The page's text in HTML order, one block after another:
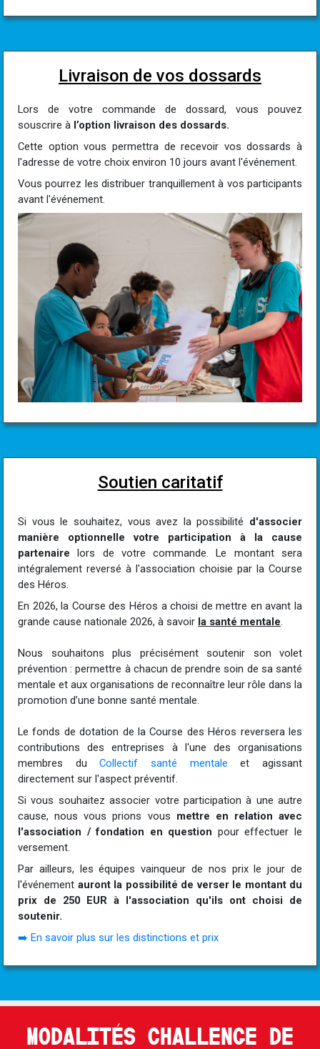
Livraison de vos dossards
Lors de votre commande de dossard, vous pouvez
souscrire à l’option livraison des dossards.
Cette option vous permettra de recevoir vos dossards à
l'adresse de votre choix environ 10 jours avant l'événement.
Vous pourrez les distribuer tranquillement à vos participants
avant l'événement.
Soutien caritatif
Si vous le souhaitez, vous avez la possibilité d'associer
manière optionnelle votre participation à la cause
partenaire lors de votre commande. Le montant sera
intégralement reversé à l'association choisie par la Course
des Héros.
En 2026, la Course des Héros a choisi de mettre en avant la
grande cause nationale 2026, à savoir la santé mentale.
Nous souhaitons plus précisément soutenir son volet
prévention : permettre à chacun de prendre soin de sa santé
mentale et aux organisations de reconnaître leur rôle dans la
promotion d’une bonne santé mentale.
Le fonds de dotation de la Course des Héros reversera les
contributions des entreprises à l'une des organisations
membres duCollectif santé mentale et agissant
directement sur l'aspect préventif.
Si vous souhaitez associer votre participation à une autre
cause, nous vous prions vous mettre en relation avec
l'association / fondation en question pour effectuer le
versement.
Par ailleurs, les équipes vainqueur de nos prix le jour de
l'événement auront la possibilité de verser le montant du
prix de 250 EUR à l'association qu'ils ont choisi de
soutenir.
➡️ En savoir plus sur les distinctions et prix
MODALITÉS CHALLENGE DE